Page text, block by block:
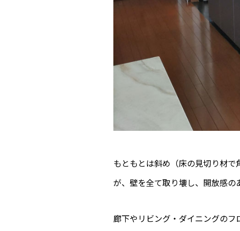
もともとは斜め（床の見切り材
が、壁を全て取り壊し、開放感
廊下やリビング・ダイニングの